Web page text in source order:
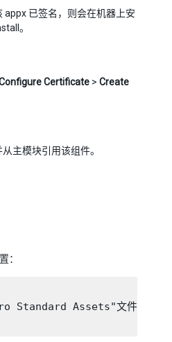
appx 已签名，则会在机器上安
。
Certificate > Create
主模块引用该组件。
：
Assets"文件夹中的脚本